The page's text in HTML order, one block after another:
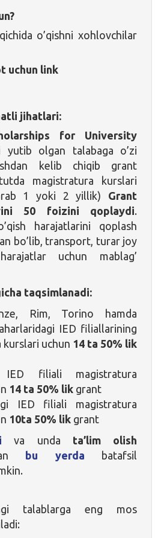
o’qishni xohlovchilar
uchun link
jihatlari:
for University
yutib olgan talabaga o’zi
kelib chiqib grant
magistratura kurslari
1 yoki 2 yillik) Grant
50 foizini qoplaydi.
harajatlarini qoplash
bo’lib, transport, turar joy
uchun mablag’
taqsimlanadi:
Rim, Torino hamda
IED filiallarining
uchun 14 ta 50% lik
IED filiali magistratura
14 ta 50% lik grant
IED filiali magistratura
10ta 50% lik grant
va unda ta’lim olish
bu yerda batafsil
talablarga eng mos